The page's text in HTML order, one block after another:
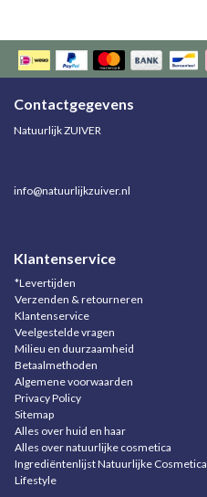
Contactgegevens
Natuurlijk ZUIVER
info@natuurlijkzuiver.nl
Klantenservice
*Levertijden
Verzenden & retourneren
Klantenservice
Veelgestelde vragen
Milieu en duurzaamheid
Betaalmethoden
Algemene voorwaarden
Privacy Policy
Sitemap
Alles over huid en haar
Alles over natuurlijke cosmetica
Ingrediëntenlijst Natuurlijke Cosmetica
Lifestyle